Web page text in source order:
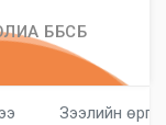
ББСБ
Зээлийн